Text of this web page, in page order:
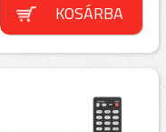
KOSÁRBA